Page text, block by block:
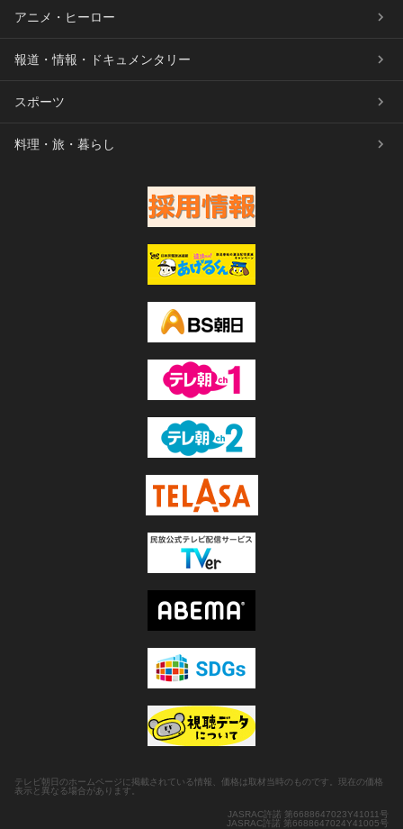
アニメ・ヒーロー
報道・情報・ドキュメンタリー
スポーツ
料理・旅・暮らし
テレビ朝日のホームページに掲載されている情報、価格は取材当時のものです。現在の価格
表示と異なる場合があります。
JASRAC許諾 第6688647023Y41011号
JASRAC許諾 第6688647024Y41005号